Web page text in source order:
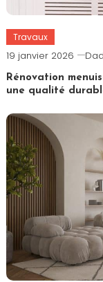
Travaux
19 janvier 2026 Dad
Rénovation
une qualité